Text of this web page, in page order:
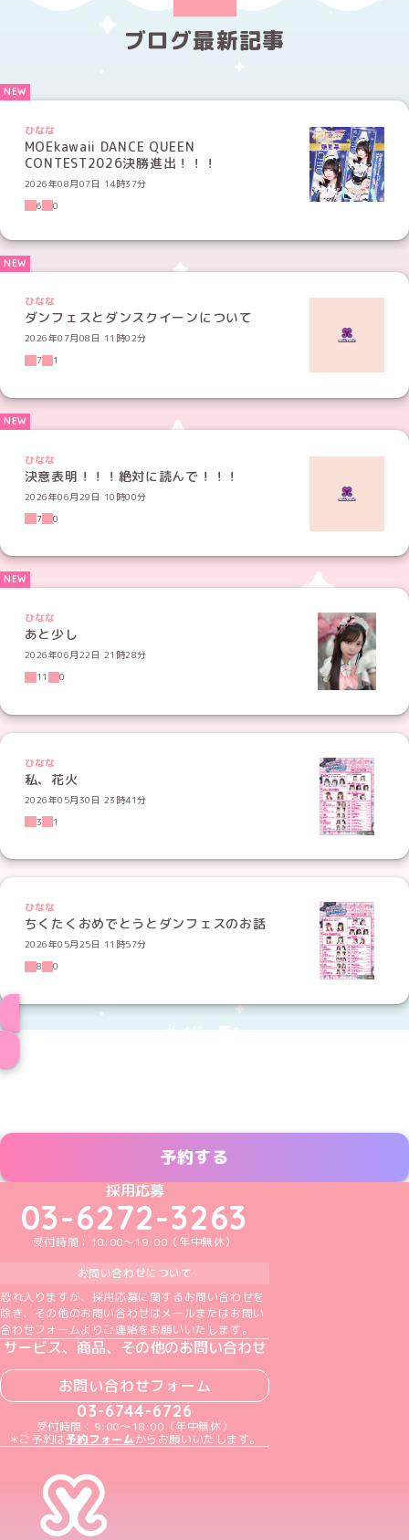
ブログ最新記事
ひなな
MOEkawaii DANCE QUEEN
CONTEST2026決勝進出！！！
2026年08月07日 14時37分
6
0
ひなな
ダンフェスとダンスクイーンについて
2026年07月08日 11時02分
7
1
ひなな
決意表明！！！絶対に読んで！！！
2026年06月29日 10時00分
7
0
ひなな
あと少し
2026年06月22日 21時28分
11
0
ひなな
私、花火
2026年05月30日 23時41分
3
1
ひなな
ちくたくおめでとうとダンフェスのお話
2026年05月25日 11時57分
8
0
メイド一覧へ
予約する
めいどりーみんTikTok公式アカウント
めいどりーみんX公式アカウント
めいどりーみんInstagram公式アカウント
めいどりーみんFacebook公式アカウン
めいどりーみんYouTube公式アカ
採用応募
03-6272-3263
受付時間：10:00～19:00（年中無休）
お問い合わせについて
恐れ入りますが、採用応募に関するお問い合わせを
除き、その他のお問い合わせはメールまたはお問い
合わせフォームよりご連絡をお願いいたします。
サービス、商品、その他のお問い合わせ
お問い合わせフォーム
03-6744-6726
受付時間：9:00～18:00（年中無休）
＊ご予約は予約フォームからお願いいたします。